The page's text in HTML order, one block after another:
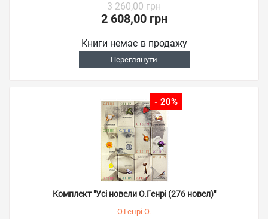
3 260,00 грн
2 608,00 грн
Книги немає в продажу
Переглянути
- 20%
Комплект "Усі новели О.Генрі (276 новел)"
О.Генрі О.